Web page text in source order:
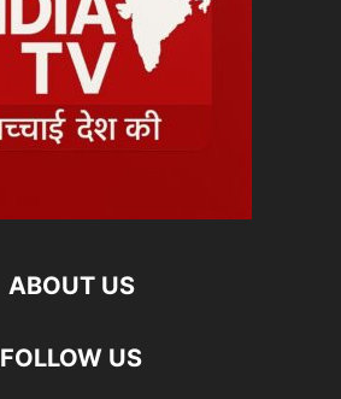
ABOUT US
FOLLOW US